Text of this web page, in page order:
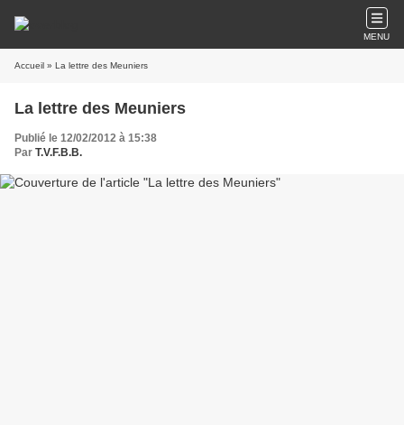
MENU
Accueil » La lettre des Meuniers
La lettre des Meuniers
Publié le 12/02/2012 à 15:38
Par T.V.F.B.B.